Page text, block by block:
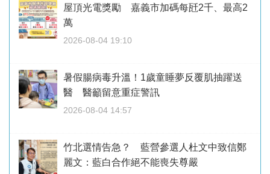
屋頂光電獎勵 嘉義市加碼每瓩2千、最高2
萬
2026-08-04 19:10
暑假腸病毒升溫！1歲童睡夢反覆肌抽躍送
醫 醫籲留意重症警訊
2026-08-04 14:57
竹北選情告急？ 藍營參選人杜文中致信鄭
麗文：藍白合作絕不能喪失尊嚴